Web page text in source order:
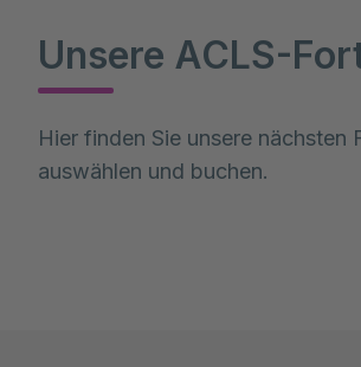
Unsere ACLS-
Hier finden Sie unsere
auswählen und buchen.